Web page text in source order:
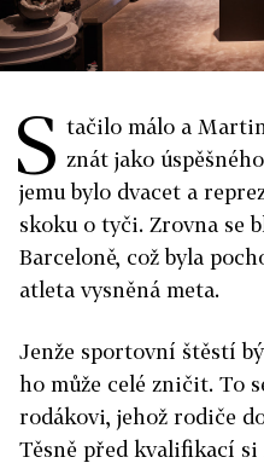
S tačilo málo a
znát jako
jemu bylo dvacet a
skoku o tyči. Zrovna se
Barceloně, což byla
atleta vysněná meta.
Jenže sportovní štěstí
ho může celé zničit. To
rodákovi, jehož rodiče
Těsně před kvalifikací si